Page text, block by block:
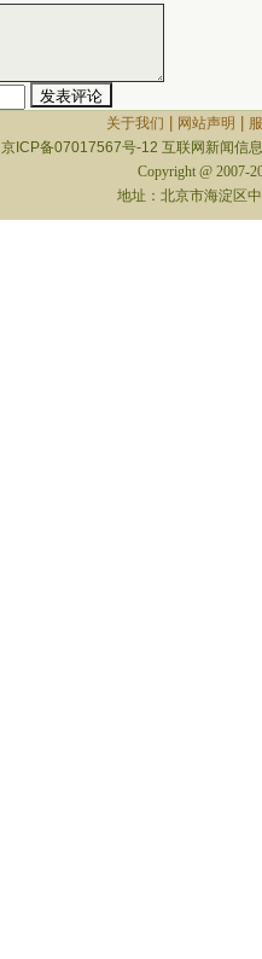
关于我们 | 网站声明 |
京ICP备07017567号-12 互联网新闻信
Copyright @ 2007-
地址：北京市海淀区